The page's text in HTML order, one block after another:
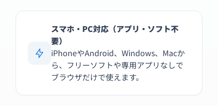
スマホ・PC対応（アプリ・ソフト不
要）
iPhoneやAndroid、Windows、Macか
ら、フリーソフトや専用アプリなしで
ブラウザだけで使えます。